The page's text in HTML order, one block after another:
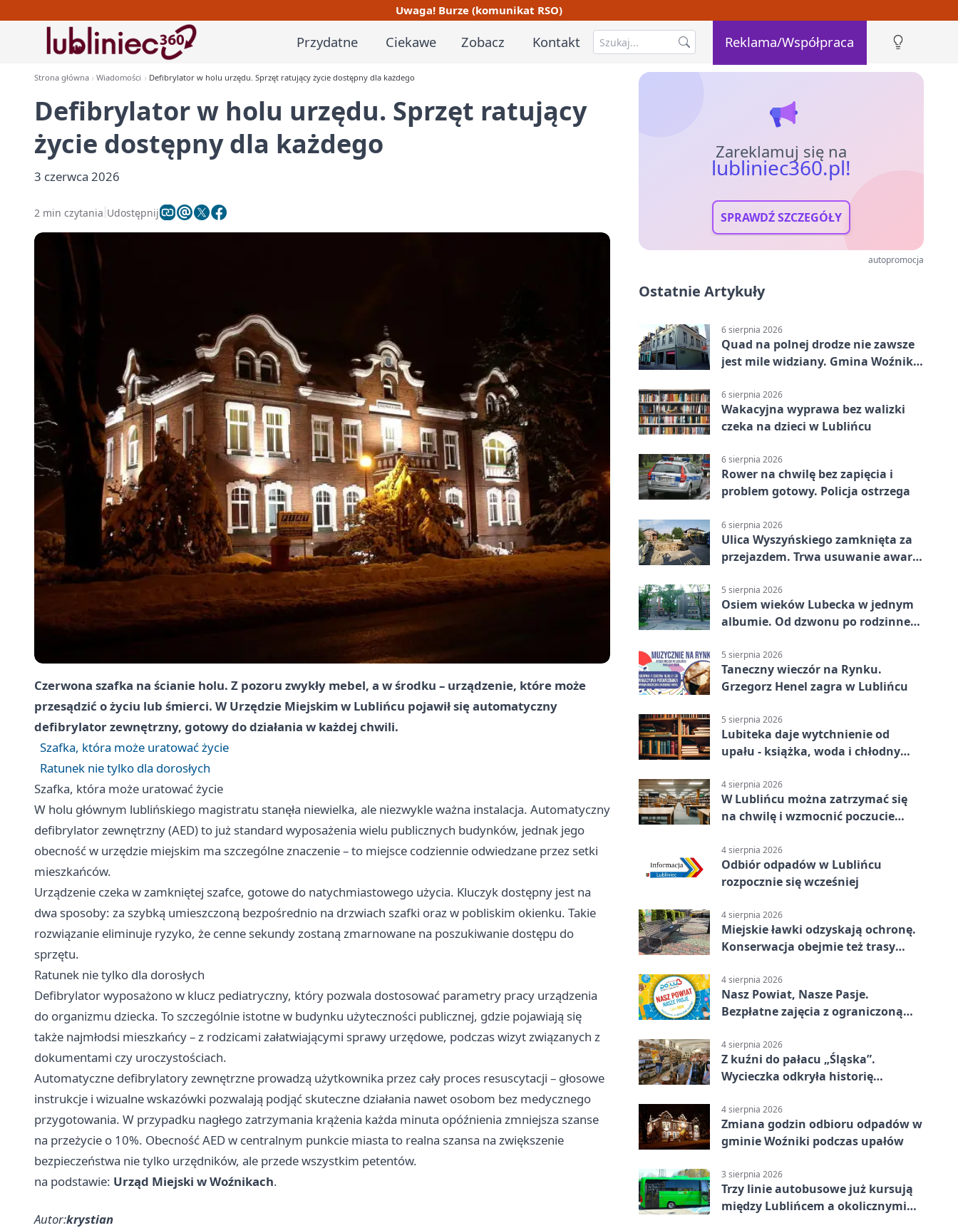
Uwaga! Burze (komunikat RSO)
Przydatne Ciekawe Zobacz Kontakt Reklama/Współpraca
Strona główna Wiadomości Defibrylator w holu urzędu. Sprzęt ratujący życie dostępny dla każdego
Defibrylator w holu urzędu. Sprzęt ratujący
życie dostępny dla każdego
3 czerwca 2026
2 min czytania Udostępnij
Czerwona szafka na ścianie holu. Z pozoru zwykły mebel, a w środku – urządzenie, które może
przesądzić o życiu lub śmierci. W Urzędzie Miejskim w Lublińcu pojawił się automatyczny
defibrylator zewnętrzny, gotowy do działania w każdej chwili.
Szafka, która może uratować życie
Ratunek nie tylko dla dorosłych
Szafka, która może uratować życie
W holu głównym lublińskiego magistratu stanęła niewielka, ale niezwykle ważna instalacja. Automatyczny
defibrylator zewnętrzny (AED) to już standard wyposażenia wielu publicznych budynków, jednak jego
obecność w urzędzie miejskim ma szczególne znaczenie – to miejsce codziennie odwiedzane przez setki
mieszkańców.
Urządzenie czeka w zamkniętej szafce, gotowe do natychmiastowego użycia. Kluczyk dostępny jest na
dwa sposoby: za szybką umieszczoną bezpośrednio na drzwiach szafki oraz w pobliskim okienku. Takie
rozwiązanie eliminuje ryzyko, że cenne sekundy zostaną zmarnowane na poszukiwanie dostępu do
sprzętu.
Ratunek nie tylko dla dorosłych
Defibrylator wyposażono w klucz pediatryczny, który pozwala dostosować parametry pracy urządzenia
do organizmu dziecka. To szczególnie istotne w budynku użyteczności publicznej, gdzie pojawiają się
także najmłodsi mieszkańcy – z rodzicami załatwiającymi sprawy urzędowe, podczas wizyt związanych z
dokumentami czy uroczystościach.
Automatyczne defibrylatory zewnętrzne prowadzą użytkownika przez cały proces resuscytacji – głosowe
instrukcje i wizualne wskazówki pozwalają podjąć skuteczne działania nawet osobom bez medycznego
przygotowania. W przypadku nagłego zatrzymania krążenia każda minuta opóźnienia zmniejsza szanse
na przeżycie o 10%. Obecność AED w centralnym punkcie miasta to realna szansa na zwiększenie
bezpieczeństwa nie tylko urzędników, ale przede wszystkim petentów.
na podstawie: Urząd Miejski w Woźnikach.
Autor:krystian
Zareklamuj się na
lubliniec360.pl!
SPRAWDŹ SZCZEGÓŁY
autopromocja
Ostatnie Artykuły
6 sierpnia 2026
Quad na polnej drodze nie zawsze
jest mile widziany. Gmina Woźniki
6 sierpnia 2026
Wakacyjna wyprawa bez walizki
czeka na dzieci w Lublińcu
6 sierpnia 2026
Rower na chwilę bez zapięcia i
problem gotowy. Policja ostrzega
6 sierpnia 2026
Ulica Wyszyńskiego zamknięta za
przejazdem. Trwa usuwanie awarii
5 sierpnia 2026
Osiem wieków Lubecka w jednym
albumie. Od dzwonu po rodzinne
5 sierpnia 2026
Taneczny wieczór na Rynku.
Grzegorz Henel zagra w Lublińcu
5 sierpnia 2026
Lubiteka daje wytchnienie od
upału - książka, woda i chłodny
4 sierpnia 2026
W Lublińcu można zatrzymać się
na chwilę i wzmocnić poczucie
4 sierpnia 2026
Odbiór odpadów w Lublińcu
rozpocznie się wcześniej
4 sierpnia 2026
Miejskie ławki odzyskają ochronę.
Konserwacja obejmie też trasy
4 sierpnia 2026
Nasz Powiat, Nasze Pasje.
Bezpłatne zajęcia z ograniczoną
4 sierpnia 2026
Z kuźni do pałacu „Śląska”.
Wycieczka odkryła historię
4 sierpnia 2026
Zmiana godzin odbioru odpadów w
gminie Woźniki podczas upałów
3 sierpnia 2026
Trzy linie autobusowe już kursują
między Lublińcem a okolicznymi